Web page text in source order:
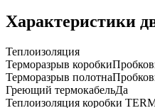
Характеристики
Теплоизоляция
Терморазрыв коробки
Терморазрыв полотна
Греющий термокабельДа
Теплоизоляция коробки